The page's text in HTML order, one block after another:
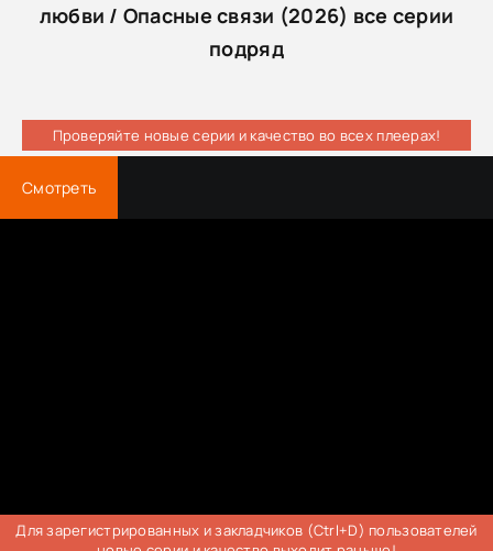
любви / Опасные связи (2026) все серии
подряд
Проверяйте новые серии и качество во всех плеерах!
Смотреть
Для зарегистрированных и закладчиков (Ctrl+D) пользователей